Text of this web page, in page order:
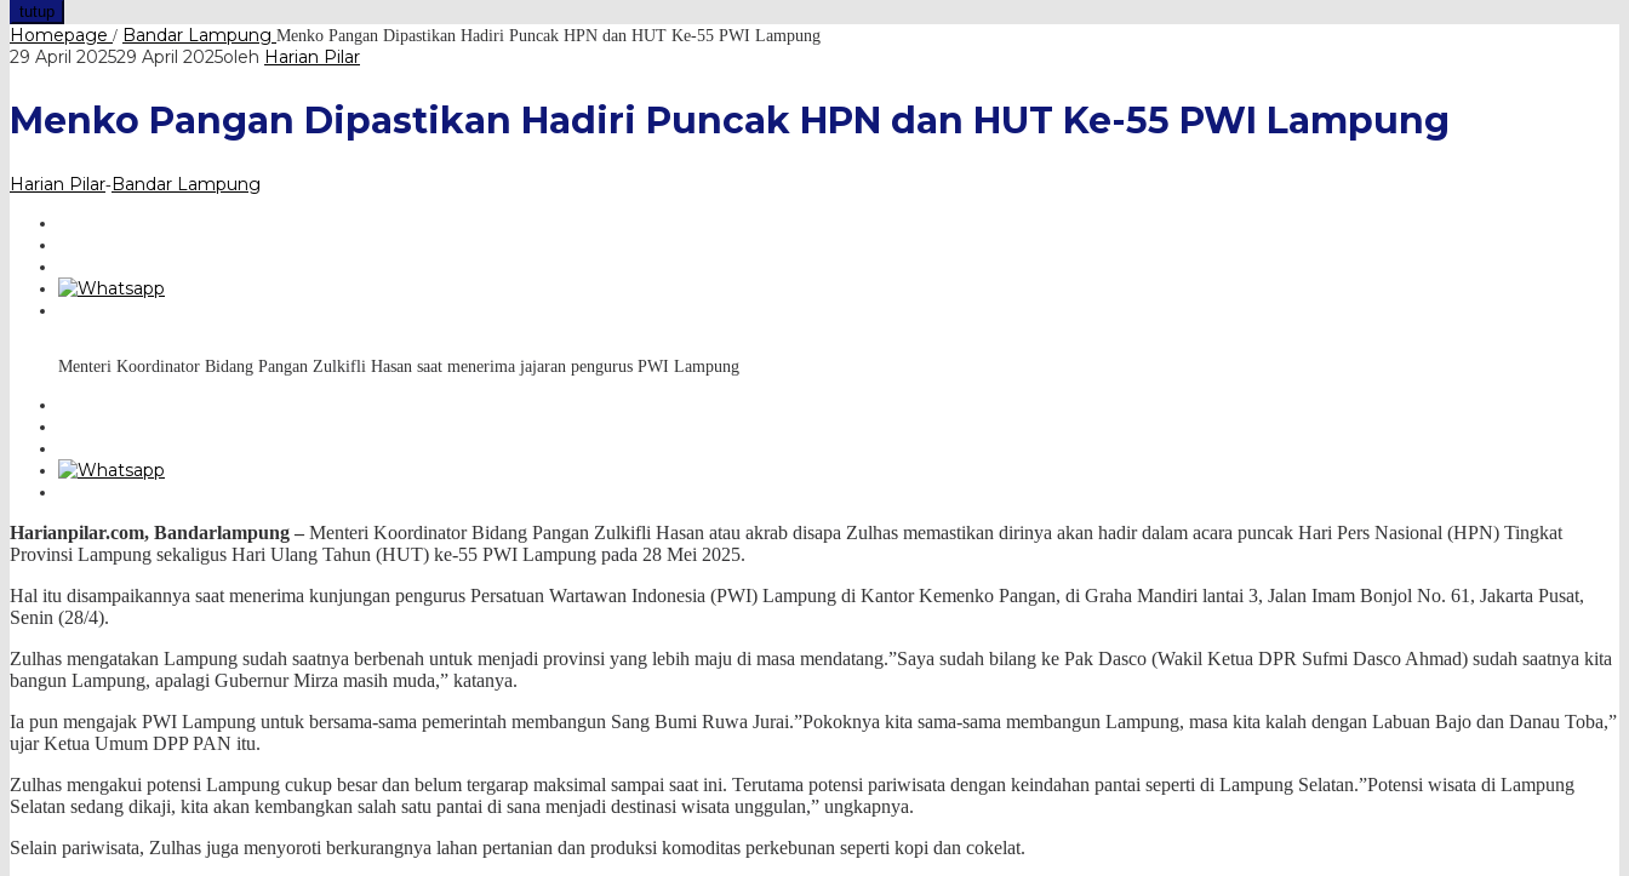
tutup
Homepage / Bandar Lampung Menko Pangan Dipastikan Hadiri Puncak HPN dan HUT Ke-55 PWI Lampung
29 April 202529 April 2025oleh Harian Pilar
Menko Pangan Dipastikan Hadiri Puncak HPN dan HUT Ke-55 PWI Lampung
Harian Pilar-Bandar Lampung
Menteri Koordinator Bidang Pangan Zulkifli Hasan saat menerima jajaran pengurus PWI Lampung
Harianpilar.com, Bandarlampung – Menteri Koordinator Bidang Pangan Zulkifli Hasan atau akrab disapa Zulhas memastikan dirinya akan hadir dalam acara puncak Hari Pers Nasional (HPN) Tingkat
Provinsi Lampung sekaligus Hari Ulang Tahun (HUT) ke-55 PWI Lampung pada 28 Mei 2025.
Hal itu disampaikannya saat menerima kunjungan pengurus Persatuan Wartawan Indonesia (PWI) Lampung di Kantor Kemenko Pangan, di Graha Mandiri lantai 3, Jalan Imam Bonjol No. 61, Jakarta Pusat,
Senin (28/4).
Zulhas mengatakan Lampung sudah saatnya berbenah untuk menjadi provinsi yang lebih maju di masa mendatang.”Saya sudah bilang ke Pak Dasco (Wakil Ketua DPR Sufmi Dasco Ahmad) sudah saatnya kita
bangun Lampung, apalagi Gubernur Mirza masih muda,” katanya.
Ia pun mengajak PWI Lampung untuk bersama-sama pemerintah membangun Sang Bumi Ruwa Jurai.”Pokoknya kita sama-sama membangun Lampung, masa kita kalah dengan Labuan Bajo dan Danau Toba,”
ujar Ketua Umum DPP PAN itu.
Zulhas mengakui potensi Lampung cukup besar dan belum tergarap maksimal sampai saat ini. Terutama potensi pariwisata dengan keindahan pantai seperti di Lampung Selatan.”Potensi wisata di Lampung
Selatan sedang dikaji, kita akan kembangkan salah satu pantai di sana menjadi destinasi wisata unggulan,” ungkapnya.
Selain pariwisata, Zulhas juga menyoroti berkurangnya lahan pertanian dan produksi komoditas perkebunan seperti kopi dan cokelat.